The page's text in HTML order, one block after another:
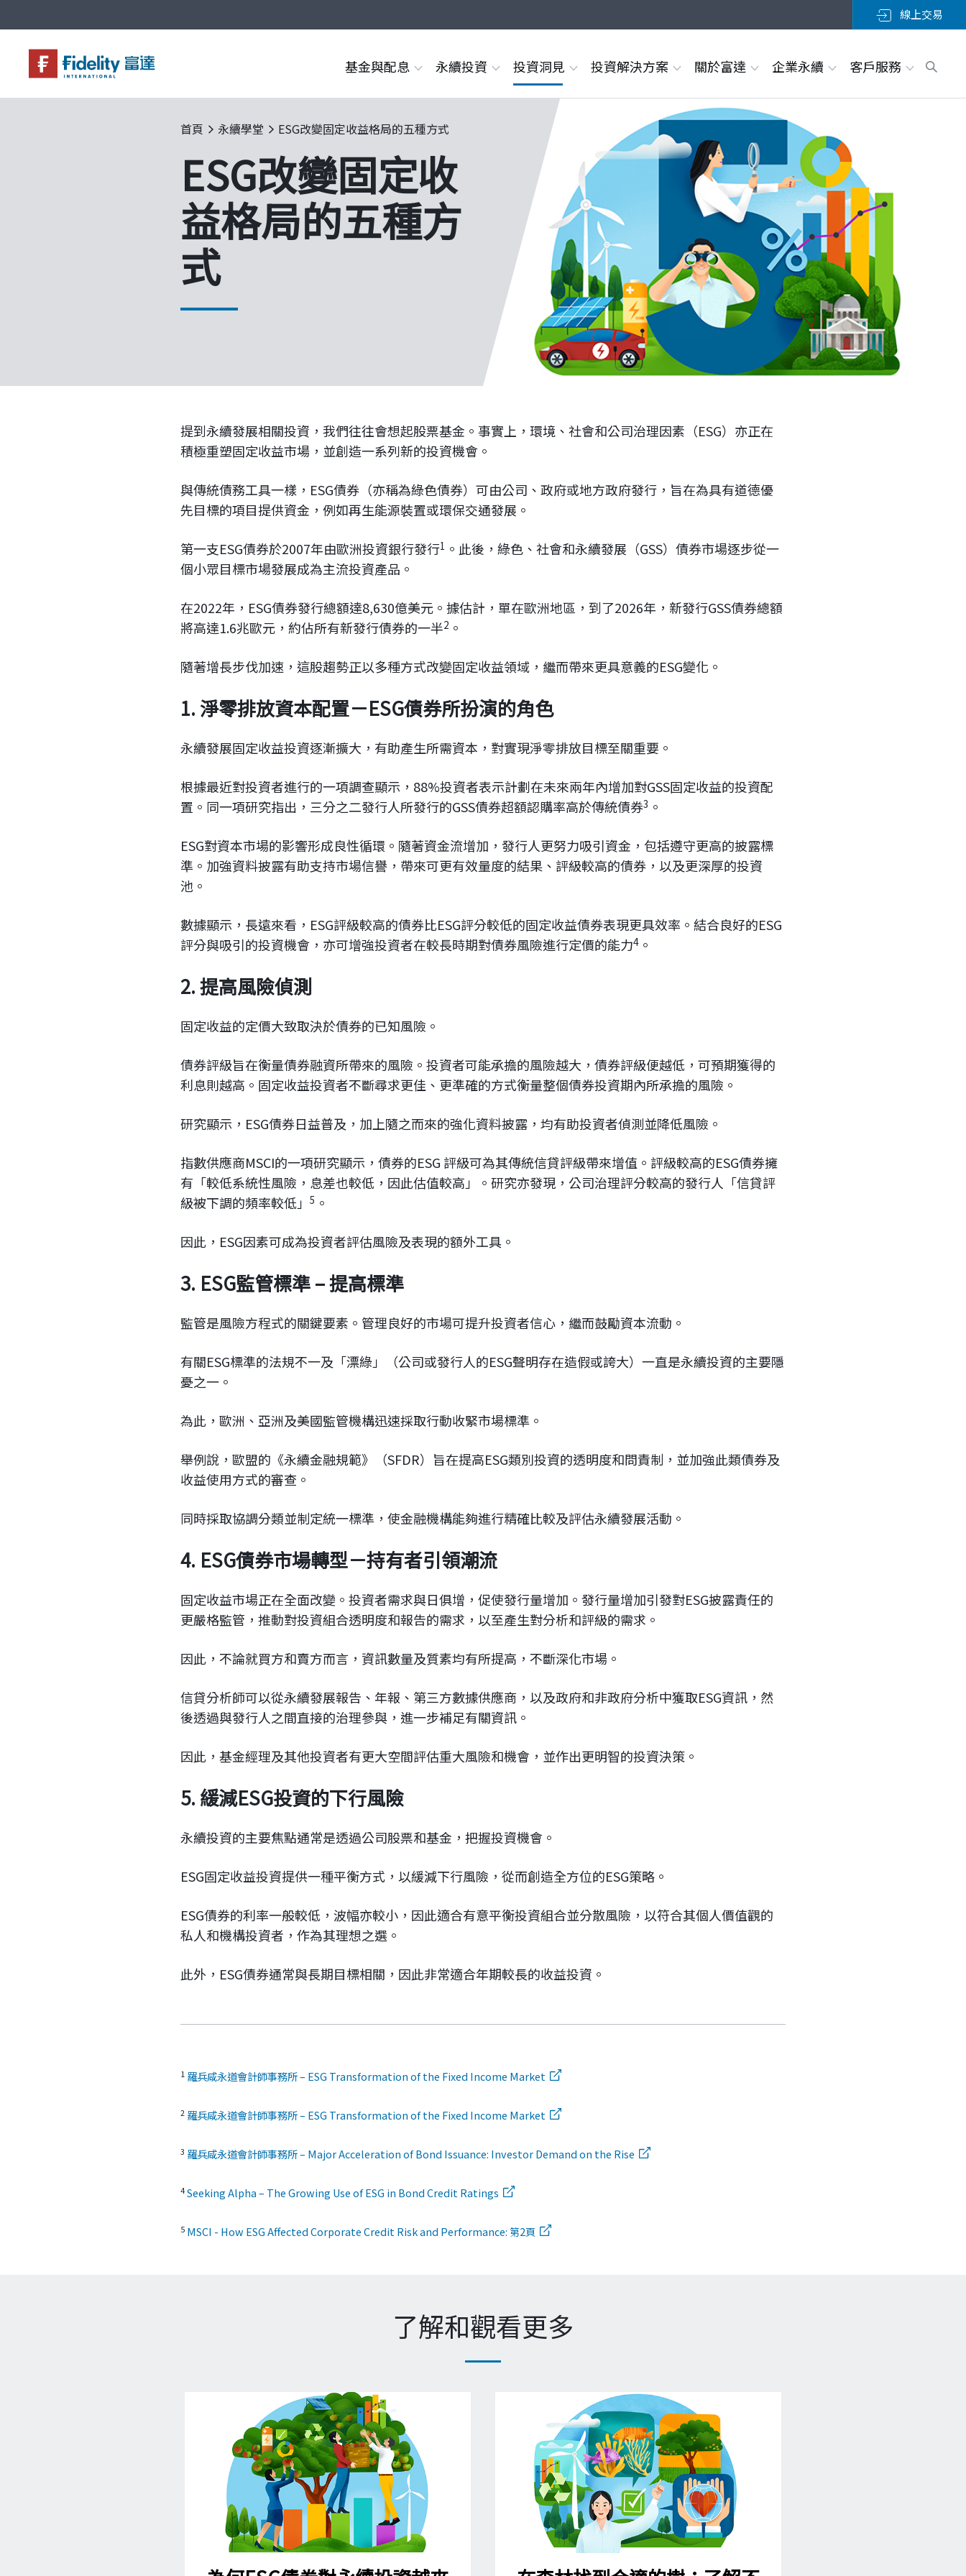
線上交易
基金與配息 永續投資 投資洞見 投資解決方案 關於富達 企業永續 客戶服務
首頁 永續學堂 ESG改變固定收益格局的五種方式
ESG改變固定收
益格局的五種方
式
提到永續發展相關投資，我們往往會想起股票基金。事實上，環境、社會和公司治理因素（ESG）亦正在
積極重塑固定收益市場，並創造一系列新的投資機會。
與傳統債務工具一樣，ESG債券（亦稱為綠色債券）可由公司、政府或地方政府發行，旨在為具有道德優
先目標的項目提供資金，例如再生能源裝置或環保交通發展。
第一支ESG債券於2007年由歐洲投資銀行發行1 。此後，綠色、社會和永續發展（GSS）債券市場逐步從一
個小眾目標市場發展成為主流投資產品。
在2022年，ESG債券發行總額達8,630億美元。據估計，單在歐洲地區，到了2026年，新發行GSS債券總額
將高達1.6兆歐元，約佔所有新發行債券的一半2 。
隨著增長步伐加速，這股趨勢正以多種方式改變固定收益領域，繼而帶來更具意義的ESG變化。
1. 淨零排放資本配置－ESG債券所扮演的角色
永續發展固定收益投資逐漸擴大，有助產生所需資本，對實現淨零排放目標至關重要。
根據最近對投資者進行的一項調查顯示，88%投資者表示計劃在未來兩年內增加對GSS固定收益的投資配
置。同一項研究指出，三分之二發行人所發行的GSS債券超額認購率高於傳統債券3 。
ESG對資本市場的影響形成良性循環。隨著資金流增加，發行人更努力吸引資金，包括遵守更高的披露標
準。加強資料披露有助支持市場信譽，帶來可更有效量度的結果、評級較高的債券，以及更深厚的投資
池。
數據顯示，長遠來看，ESG評級較高的債券比ESG評分較低的固定收益債券表現更具效率。結合良好的ESG
評分與吸引的投資機會，亦可增強投資者在較長時期對債券風險進行定價的能力4。
2. 提高風險偵測
固定收益的定價大致取決於債券的已知風險。
債券評級旨在衡量債券融資所帶來的風險。投資者可能承擔的風險越大，債券評級便越低，可預期獲得的
利息則越高。固定收益投資者不斷尋求更佳、更準確的方式衡量整個債券投資期內所承擔的風險。
研究顯示，ESG債券日益普及，加上隨之而來的強化資料披露，均有助投資者偵測並降低風險。
指數供應商MSCI的一項研究顯示，債券的ESG 評級可為其傳統信貸評級帶來增值。評級較高的ESG債券擁
有「較低系統性風險，息差也較低，因此估值較高」。研究亦發現，公司治理評分較高的發行人「信貸評
級被下調的頻率較低」 5 。
因此，ESG因素可成為投資者評估風險及表現的額外工具。
3. ESG監管標準 – 提高標準
監管是風險方程式的關鍵要素。管理良好的市場可提升投資者信心，繼而鼓勵資本流動。
有關ESG標準的法規不一及「漂綠」（公司或發行人的ESG聲明存在造假或誇大）一直是永續投資的主要隱
憂之一。
為此，歐洲、亞洲及美國監管機構迅速採取行動收緊市場標準。
舉例說，歐盟的《永續金融規範》（SFDR）旨在提高ESG類別投資的透明度和問責制，並加強此類債券及
收益使用方式的審查。
同時採取協調分類並制定統一標準，使金融機構能夠進行精確比較及評估永續發展活動。
4. ESG債券市場轉型－持有者引領潮流
固定收益市場正在全面改變。投資者需求與日俱增，促使發行量增加。發行量增加引發對ESG披露責任的
更嚴格監管，推動對投資組合透明度和報告的需求，以至產生對分析和評級的需求。
因此，不論就買方和賣方而言，資訊數量及質素均有所提高，不斷深化市場。
信貸分析師可以從永續發展報告、年報、第三方數據供應商，以及政府和非政府分析中獲取ESG資訊，然
後透過與發行人之間直接的治理參與，進一步補足有關資訊。
因此，基金經理及其他投資者有更大空間評估重大風險和機會，並作出更明智的投資決策。
5. 緩減ESG投資的下行風險
永續投資的主要焦點通常是透過公司股票和基金，把握投資機會。
ESG固定收益投資提供一種平衡方式，以緩減下行風險，從而創造全方位的ESG策略。
ESG債券的利率一般較低，波幅亦較小，因此適合有意平衡投資組合並分散風險，以符合其個人價值觀的
私人和機構投資者，作為其理想之選。
此外，ESG債券通常與長期目標相關，因此非常適合年期較長的收益投資。
1 羅兵咸永道會計師事務所 – ESG Transformation of the Fixed Income Market
2 羅兵咸永道會計師事務所 – ESG Transformation of the Fixed Income Market
3 羅兵咸永道會計師事務所 – Major Acceleration of Bond Issuance: Investor Demand on the Rise
4 Seeking Alpha – The Growing Use of ESG in Bond Credit Ratings
5 MSCI - How ESG Affected Corporate Credit Risk and Performance: 第2頁
了解和觀看更多